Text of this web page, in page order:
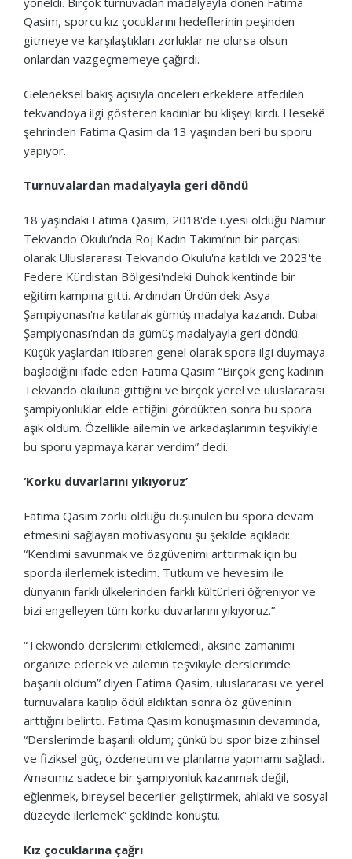
Qasim, sporcu kız çocuklarını hedeflerinin peşinden
gitmeye ve karşılaştıkları zorluklar ne olursa olsun
onlardan vazgeçmemeye çağırdı.
Geleneksel bakış açısıyla önceleri erkeklere atfedilen
tekvandoya ilgi gösteren kadınlar bu klişeyi kırdı. Hesekê
şehrinden Fatima Qasim da 13 yaşından beri bu sporu
yapıyor.
Turnuvalardan madalyayla geri döndü
18 yaşındaki Fatima Qasim, 2018'de üyesi olduğu Namur
Tekvando Okulu’nda Roj Kadın Takımı’nın bir parçası
olarak Uluslararası Tekvando Okulu'na katıldı ve 2023'te
Federe Kürdistan Bölgesi'ndeki Duhok kentinde bir
eğitim kampına gitti. Ardından Ürdün'deki Asya
Şampiyonası'na katılarak gümüş madalya kazandı. Dubai
Şampiyonası'ndan da gümüş madalyayla geri döndü.
Küçük yaşlardan itibaren genel olarak spora ilgi duymaya
başladığını ifade eden Fatima Qasim “Birçok genç kadının
Tekvando okuluna gittiğini ve birçok yerel ve uluslararası
şampiyonluklar elde ettiğini gördükten sonra bu spora
aşık oldum. Özellikle ailemin ve arkadaşlarımın teşvikiyle
bu sporu yapmaya karar verdim” dedi.
‘Korku duvarlarını yıkıyoruz’
Fatima Qasim zorlu olduğu düşünülen bu spora devam
etmesini sağlayan motivasyonu şu şekilde açıkladı:
“Kendimi savunmak ve özgüvenimi arttırmak için bu
sporda ilerlemek istedim. Tutkum ve hevesim ile
dünyanın farklı ülkelerinden farklı kültürleri öğreniyor ve
bizi engelleyen tüm korku duvarlarını yıkıyoruz.”
“Tekwondo derslerimi etkilemedi, aksine zamanımı
organize ederek ve ailemin teşvikiyle derslerimde
başarılı oldum” diyen Fatima Qasim, uluslararası ve yerel
turnuvalara katılıp ödül aldıktan sonra öz güveninin
arttığını belirtti. Fatima Qasim konuşmasının devamında,
“Derslerimde başarılı oldum; çünkü bu spor bize zihinsel
ve fiziksel güç, özdenetim ve planlama yapmamı sağladı.
Amacımız sadece bir şampiyonluk kazanmak değil,
eğlenmek, bireysel beceriler geliştirmek, ahlaki ve sosyal
düzeyde ilerlemek” şeklinde konuştu.
Kız çocuklarına çağrı